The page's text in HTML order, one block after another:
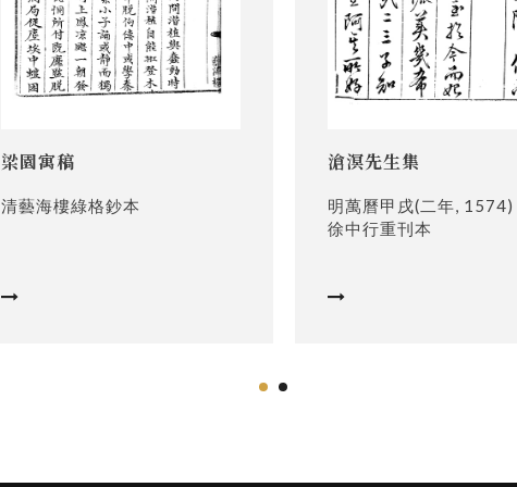
梁園寓稿
清藝海樓綠格鈔本

滄溟先生集
明萬曆甲戌(二年, 1574)
徐中行重刊本
